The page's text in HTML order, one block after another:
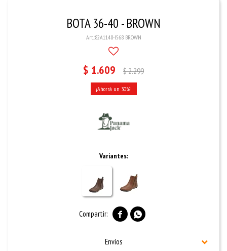
BOTA 36-40 - BROWN
82A1148-I568 BROWN
$ 1.609 $2.299
30
Variantes:
 
Envíos